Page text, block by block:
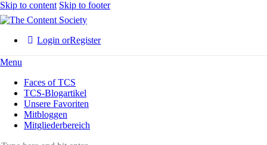
Skip to content Skip to footer
Login orRegister
Menu
Faces of TCS
TCS-Blogartikel
Unsere Favoriten
Mitbloggen
Mitgliederbereich